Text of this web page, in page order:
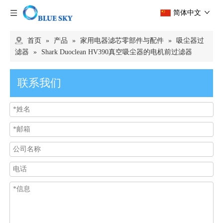
简体中文
首页 » 产品 » 家用电器滤芯零部件与配件 » 吸尘器过
滤器
» Shark Duoclean HV390真空吸尘器的电机前过滤器
联系我们